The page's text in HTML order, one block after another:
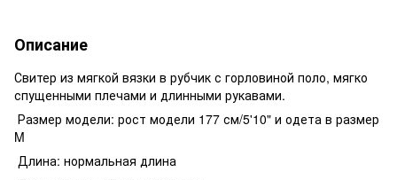
Описание
Свитер из мягкой вязки в рубчик с горловиной поло, мягко
спущенными плечами и длинными рукавами.
Размер модели: рост модели 177 см/5'10" и одета в размер
M
Длина: нормальная длина